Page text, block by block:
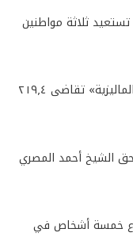
ثلاثة مواطنين
مساعد طيار في «الخطوط الماليزية» تقاضى ٢١٩٫٤
الشيخ أحمد المصري
مصرع خمسة أشخاص في